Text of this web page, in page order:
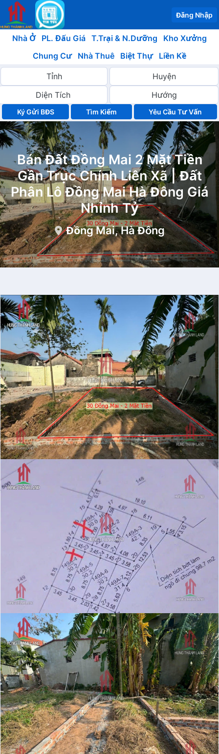
Đăng Nhập
Nhà Ở PL. Đấu Giá T.Trại & N.Dưỡng
Kho Xưởng
Chung Cư
Nhà Thuê Biệt Thự Liền Kề
Ký Gửi BĐS Yêu Cầu Tư Vấn
Bán Đất Đồng Mai 2 Mặt Tiền
Gần Trục Chính Liên Xã | Đất
Phân Lô Đồng Mai Hà Đông Giá
Nhỉnh Tỷ
Đồng Mai, Hà Đông